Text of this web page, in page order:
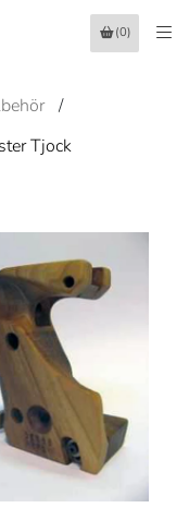
(0)
/
Tjock